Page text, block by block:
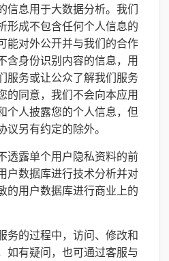
信息用于大数据分析。我们
形成不包含任何个人信息的
能对外公开并与我们的合作
含身份识别内容的信息，用
服务或让公众了解我们服务
的同意，我们不会向本应用
个人披露您的个人信息，但
另有约定的除外。
透露单个用户隐私资料的前
户数据库进行技术分析并对
的用户数据库进行商业上的
务的过程中，访问、修改和
如有疑问，也可通过客服与